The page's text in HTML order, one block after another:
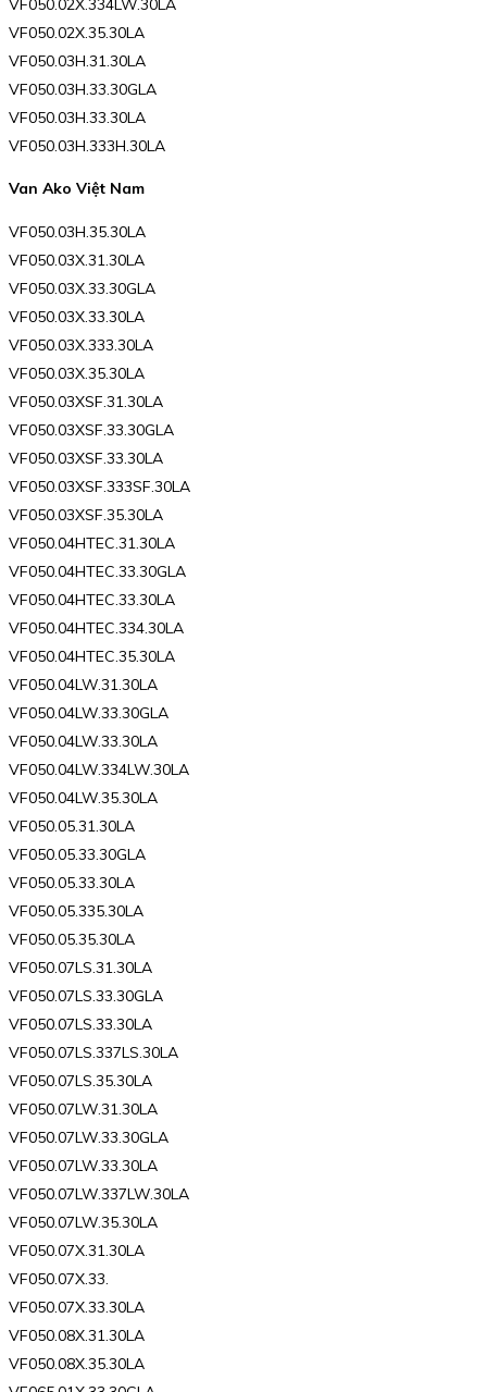
VF050.02X.334LW.30LA
VF050.02X.35.30LA
VF050.03H.31.30LA
VF050.03H.33.30GLA
VF050.03H.33.30LA
VF050.03H.333H.30LA
Van Ako Việt Nam
VF050.03H.35.30LA
VF050.03X.31.30LA
VF050.03X.33.30GLA
VF050.03X.33.30LA
VF050.03X.333.30LA
VF050.03X.35.30LA
VF050.03XSF.31.30LA
VF050.03XSF.33.30GLA
VF050.03XSF.33.30LA
VF050.03XSF.333SF.30LA
VF050.03XSF.35.30LA
VF050.04HTEC.31.30LA
VF050.04HTEC.33.30GLA
VF050.04HTEC.33.30LA
VF050.04HTEC.334.30LA
VF050.04HTEC.35.30LA
VF050.04LW.31.30LA
VF050.04LW.33.30GLA
VF050.04LW.33.30LA
VF050.04LW.334LW.30LA
VF050.04LW.35.30LA
VF050.05.31.30LA
VF050.05.33.30GLA
VF050.05.33.30LA
VF050.05.335.30LA
VF050.05.35.30LA
VF050.07LS.31.30LA
VF050.07LS.33.30GLA
VF050.07LS.33.30LA
VF050.07LS.337LS.30LA
VF050.07LS.35.30LA
VF050.07LW.31.30LA
VF050.07LW.33.30GLA
VF050.07LW.33.30LA
VF050.07LW.337LW.30LA
VF050.07LW.35.30LA
VF050.07X.31.30LA
VF050.07X.33.
VF050.07X.33.30LA
VF050.08X.31.30LA
VF050.08X.35.30LA